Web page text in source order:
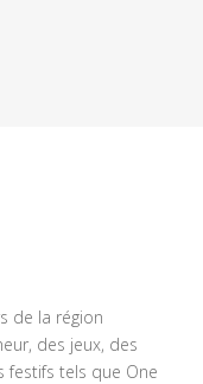
de la région
des jeux, des
festifs tels que One